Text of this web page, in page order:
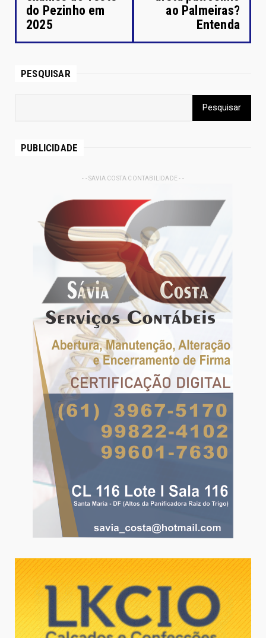
do Pezinho em
2025
ao Palmeiras?
Entenda
PESQUISAR
PUBLICIDADE
- - SAVIA COSTA CONTABILIDADE - -